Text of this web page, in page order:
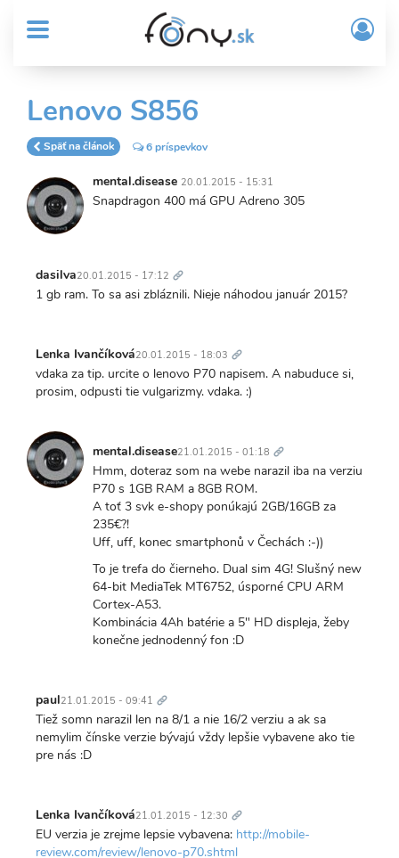
obsah
MENU
Sub
Header
menu
User
account
menu
/
Lenovo S856
Späť na článok 6 príspevkov
mental.disease 20.01.2015 - 15:31
Snapdragon 400 má GPU Adreno 305
dasilva20.01.2015 - 17:12 odkaz
1 gb ram. To sa asi zbláznili. Nieje náhodou január 2015?
Lenka Ivančíková20.01.2015 - 18:03 odkaz
vdaka za tip. urcite o lenovo P70 napisem. A nabuduce si,
prosim, odpusti tie vulgarizmy. vdaka. :)
mental.disease21.01.2015 - 01:18 odkaz
Hmm, doteraz som na webe narazil iba na verziu
P70 s 1GB RAM a 8GB ROM.
A toť 3 svk e-shopy ponúkajú 2GB/16GB za
235€?!
Uff, uff, konec smartphonů v Čechách :-))
To je trefa do čierneho. Dual sim 4G! Slušný new
64-bit MediaTek MT6752, úsporné CPU ARM
Cortex-A53.
Kombinácia 4Ah batérie a 5" HD displeja, žeby
konečne jednodenný fon :D
paul21.01.2015 - 09:41 odkaz
Tiež somn narazil len na 8/1 a nie 16/2 verziu a ak sa
nemylim čínske verzie bývajú vždy lepšie vybavene ako tie
pre nás :D
Lenka Ivančíková21.01.2015 - 12:30 odkaz
EU verzia je zrejme lepsie vybavena: http://mobile-
review.com/review/lenovo-p70.shtml